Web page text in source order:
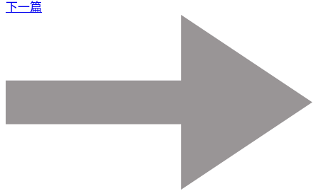
下一篇